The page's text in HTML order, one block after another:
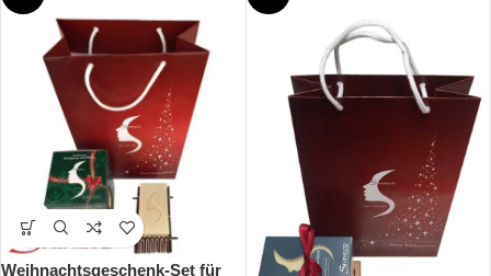
Weihnachtsgeschenk-Set für